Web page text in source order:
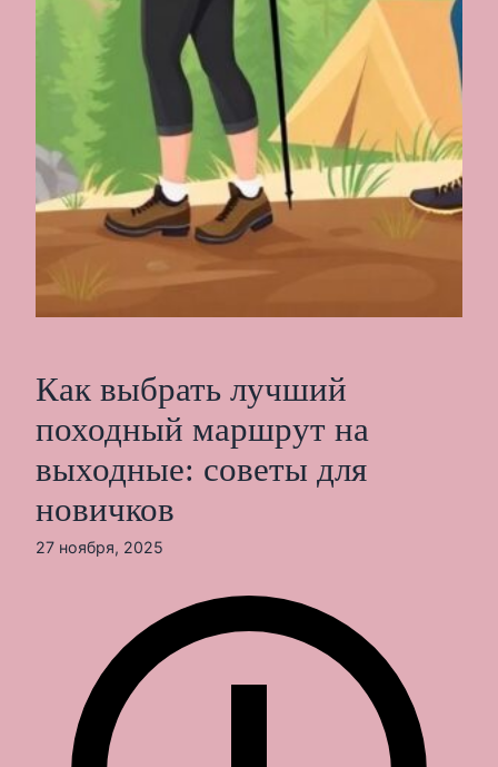
Как выбрать лучший
походный маршрут на
выходные: советы для
новичков
27 ноября, 2025